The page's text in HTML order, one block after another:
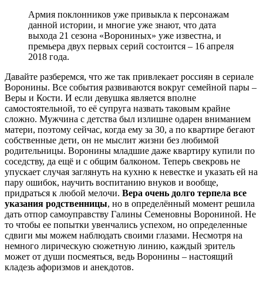
Армия поклонников уже привыкла к персонажам
данной истории, и многие уже знают, что дата
выхода 21 сезона «Ворониных» уже известна, и
премьера двух первых серий состоится – 16 апреля
2018 года.
Давайте разберемся, что же так привлекает россиян в сериале
Воронины. Все события развиваются вокруг семейной пары –
Веры и Кости. И если девушка является вполне
самостоятельной, то её супруга назвать таковым крайне
сложно. Мужчина с детства был излишне одарен вниманием
матери, поэтому сейчас, когда ему за 30, а по квартире бегают
собственные дети, он не мыслит жизни без любимой
родительницы. Воронины младшие даже квартиру купили по
соседству, да ещё и с общим балконом. Теперь свекровь не
упускает случая заглянуть на кухню к невестке и указать ей на
пару ошибок, научить воспитанию внуков и вообще,
придраться к любой мелочи. Вера очень долго терпела все
указания родственницы, но в определённый момент решила
дать отпор самоуправству Галины Семеновны Ворониной. Не
то чтобы ее попытки увенчались успехом, но определенные
сдвиги мы можем наблюдать своими глазами. Несмотря на
немного лирическую сюжетную линию, каждый зритель
может от души посмеяться, ведь Воронины – настоящий
кладезь афоризмов и анекдотов.